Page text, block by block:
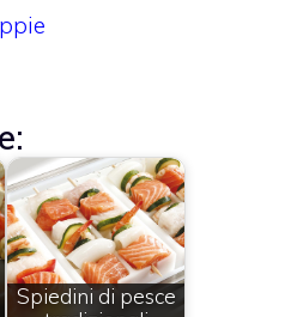
Spiedini di pesce